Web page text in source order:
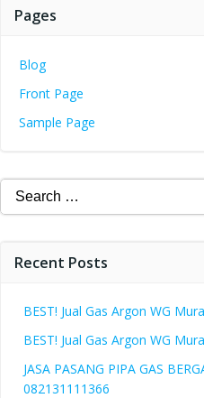
Pages
Blog
Front Page
Sample Page
Search
for:
Recent Posts
BEST! Jual Gas Argon WG
BEST! Jual Gas Argon WG
JASA PASANG PIPA GAS
082131111366